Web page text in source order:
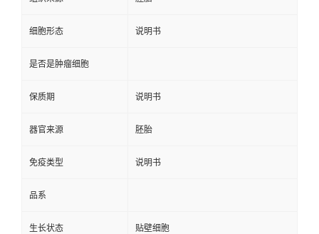
细胞形态 说明书
是否是肿瘤细胞
保质期 说明书
器官来源 胚胎
免疫类型 说明书
品系
生长状态 贴壁细胞